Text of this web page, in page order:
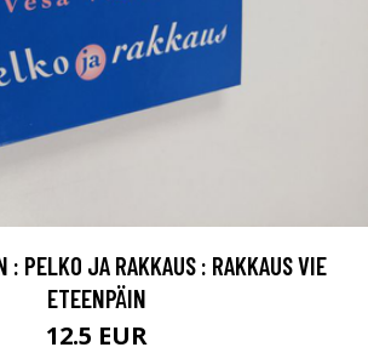
: PELKO JA RAKKAUS : RAKKAUS VIE
ETEENPÄIN
12.5 EUR